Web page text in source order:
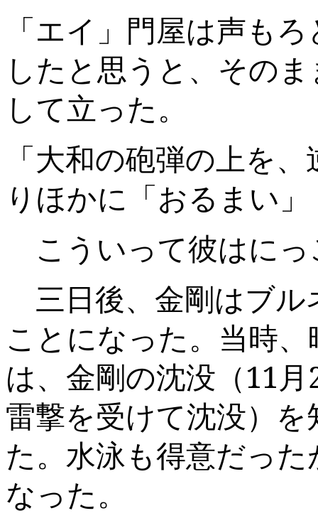
「エイ」門屋は声も
したと思うと、その
して立った。
「大和の砲弾の上を
りほかに「おるまい」
こういって彼はにっ
三日後、金剛はブル
ことになった。当時
は、金剛の沈没（11月
雷撃を受けて沈没）を
た。水泳も得意だっ
なった。